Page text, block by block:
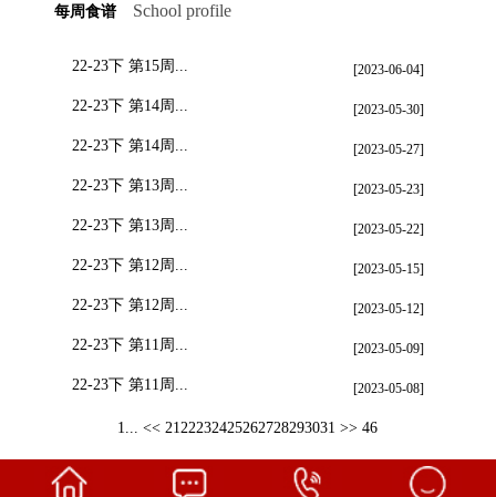
每周食谱 School profile
22-23下 第15周... [2023-06-04]
22-23下 第14周... [2023-05-30]
22-23下 第14周... [2023-05-27]
22-23下 第13周... [2023-05-23]
22-23下 第13周... [2023-05-22]
22-23下 第12周... [2023-05-15]
22-23下 第12周... [2023-05-12]
22-23下 第11周... [2023-05-09]
22-23下 第11周... [2023-05-08]
1... << 2122232425262728293031 >> 46